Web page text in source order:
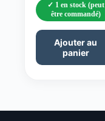
1 en stock (peut
être commandé)
Ajouter au
panier